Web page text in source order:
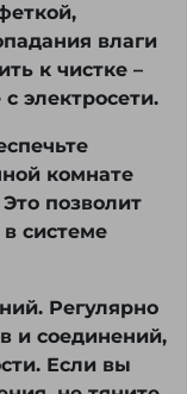
влаги
к чистке –
электросети.
комнате
позволит
системе
Регулярно
и соединений,
Если вы